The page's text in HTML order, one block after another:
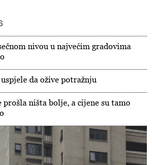
nivou u najvećim gradovima
da ožive potražnju
ništa bolje, a cijene su tamo